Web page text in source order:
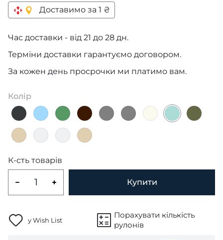
Доставимо за 1 ₴
Час доставки - від 21 до 28 дн.
Терміни доставки гарантуємо договором.
За кожен день просрочки ми платимо вам.
Колір
К-сть товарів
Купити
у Wish List
Порахувати кількість
рулонів